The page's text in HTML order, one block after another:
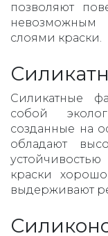
позволяют
невозможным
слоями краски.
Силикатные
собой
созданные на
обладают
краски
выдерживают